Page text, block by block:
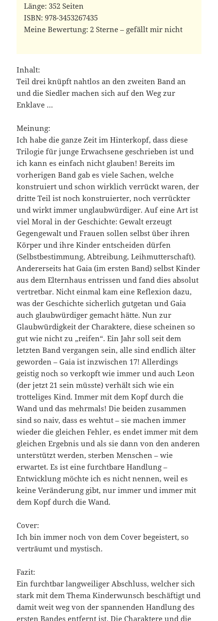
Länge: 352 Seiten
ISBN: 978-3453267435 ‎
Meine Bewertung: 2 Sterne – gefällt mir nicht
Inhalt:
Teil drei knüpft nahtlos an den zweiten Band an
und die Siedler machen sich auf den Weg zur
Enklave …
Meinung:
Ich habe die ganze Zeit im Hinterkopf, dass diese
Trilogie für junge Erwachsene geschrieben ist und
ich kann es einfach nicht glauben! Bereits im
vorherigen Band gab es viele Sachen, welche
konstruiert und schon wirklich verrückt waren, der
dritte Teil ist noch konstruierter, noch verrückter
und wirkt immer unglaubwürdiger. Auf eine Art ist
viel Moral in der Geschichte: Gewalt erzeugt
Gegengewalt und Frauen sollen selbst über ihren
Körper und ihre Kinder entscheiden dürfen
(Selbstbestimmung, Abtreibung, Leihmutterschaft).
Andererseits hat Gaia (im ersten Band) selbst Kinder
aus dem Elternhaus entrissen und fand dies absolut
vertretbar. Nicht einmal kam eine Reflexion dazu,
was der Geschichte sicherlich gutgetan und Gaia
auch glaubwürdiger gemacht hätte. Nun zur
Glaubwürdigkeit der Charaktere, diese scheinen so
gut wie nicht zu „reifen“. Ein Jahr soll seit dem
letzten Band vergangen sein, alle sind endlich älter
geworden – Gaia ist inzwischen 17! Allerdings
geistig noch so verkopft wie immer und auch Leon
(der jetzt 21 sein müsste) verhält sich wie ein
trotteliges Kind. Immer mit dem Kopf durch die
Wand und das mehrmals! Die beiden zusammen
sind so naiv, dass es wehtut – sie machen immer
wieder die gleichen Fehler, es endet immer mit dem
gleichen Ergebnis und als sie dann von den anderen
unterstützt werden, sterben Menschen – wie
erwartet. Es ist eine furchtbare Handlung –
Entwicklung möchte ich es nicht nennen, weil es
keine Veränderung gibt, nur immer und immer mit
dem Kopf durch die Wand.
Cover:
Ich bin immer noch von dem Cover begeistert, so
verträumt und mystisch.
Fazit:
Ein furchtbar langweiliger Abschluss, welcher sich
stark mit dem Thema Kinderwunsch beschäftigt und
damit weit weg von der spannenden Handlung des
ersten Bandes entfernt ist. Die Charaktere und die